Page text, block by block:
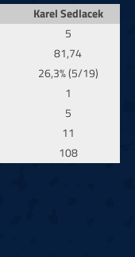
Karel Sedlacek
5
81,74
26,3% (5/19)
1
5
11
108